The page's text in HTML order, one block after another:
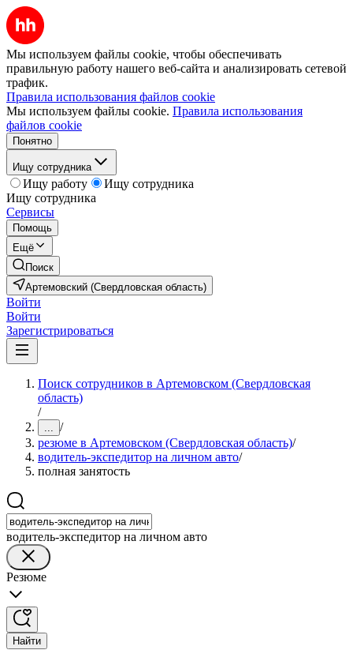
Мы используем файлы cookie, чтобы обеспечивать
правильную работу нашего веб-сайта и анализировать сетевой
трафик.
Правила использования файлов cookie
Мы используем файлы cookie. Правила использования
файлов cookie
Понятно
Ищу сотрудника
Ищу работу
Ищу сотрудника
Ищу сотрудника
Сервисы
Помощь
Ещё
Поиск
Артемовский (Свердловская область)
Войти
Войти
Зарегистрироваться
Поиск сотрудников в Артемовском (Свердловская
область)
/
... /
резюме в Артемовском (Свердловская область)/
водитель-экспедитор на личном авто/
полная занятость
водитель-экспедитор на личном авто
Резюме
Найти